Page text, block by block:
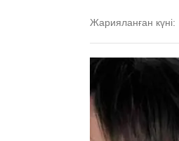
Жарияланған күні: